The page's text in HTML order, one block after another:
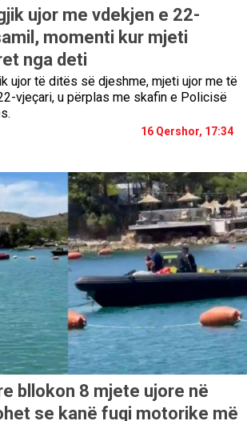
ujor me vdekjen e 22-
momenti kur mjeti
nga deti
ujor të ditës së djeshme, mjeti ujor me të
vjeçari, u përplas me skafin e Policisë
16 Qershor, 17:34
bllokon 8 mjete ujore në
se kanë fuqi motorike më